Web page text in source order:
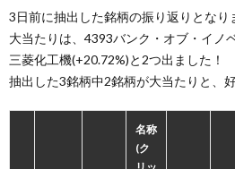
3日前に抽出した銘柄の振り返りとなり
大当たりは、4393バンク・オブ・イノ
三菱化工機(+20.72%)と2つ出ました！
抽出した3銘柄中2銘柄が大当たりと、好
名称
(ク